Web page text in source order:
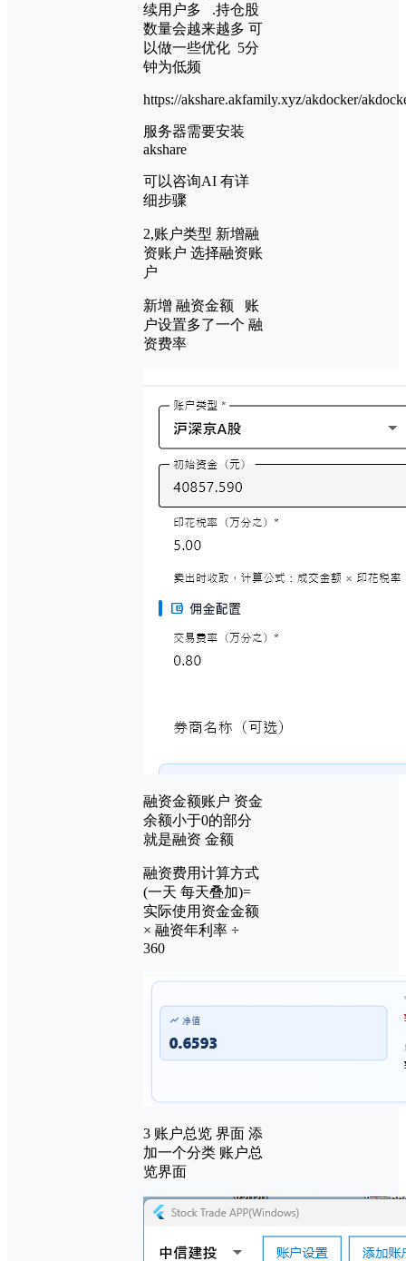
续用户多 .持仓股
数量会越来越多 可
以做一些优化 5分
钟为低频
https://akshare.akfamily.xyz/akdocker/
服务器需要安装
akshare
可以咨询AI 有详
细步骤
2,账户类型 新增融
资账户 选择融资账
户
新增 融资金额 账
户设置多了一个 融
资费率
融资金额账户 资金
余额小于0的部分
就是融资 金额
融资费用计算方式
(一天 每天叠加)=
实际使用资金金额
× 融资年利率 ÷
360
3 账户总览 界面 添
加一个分类 账户总
览界面